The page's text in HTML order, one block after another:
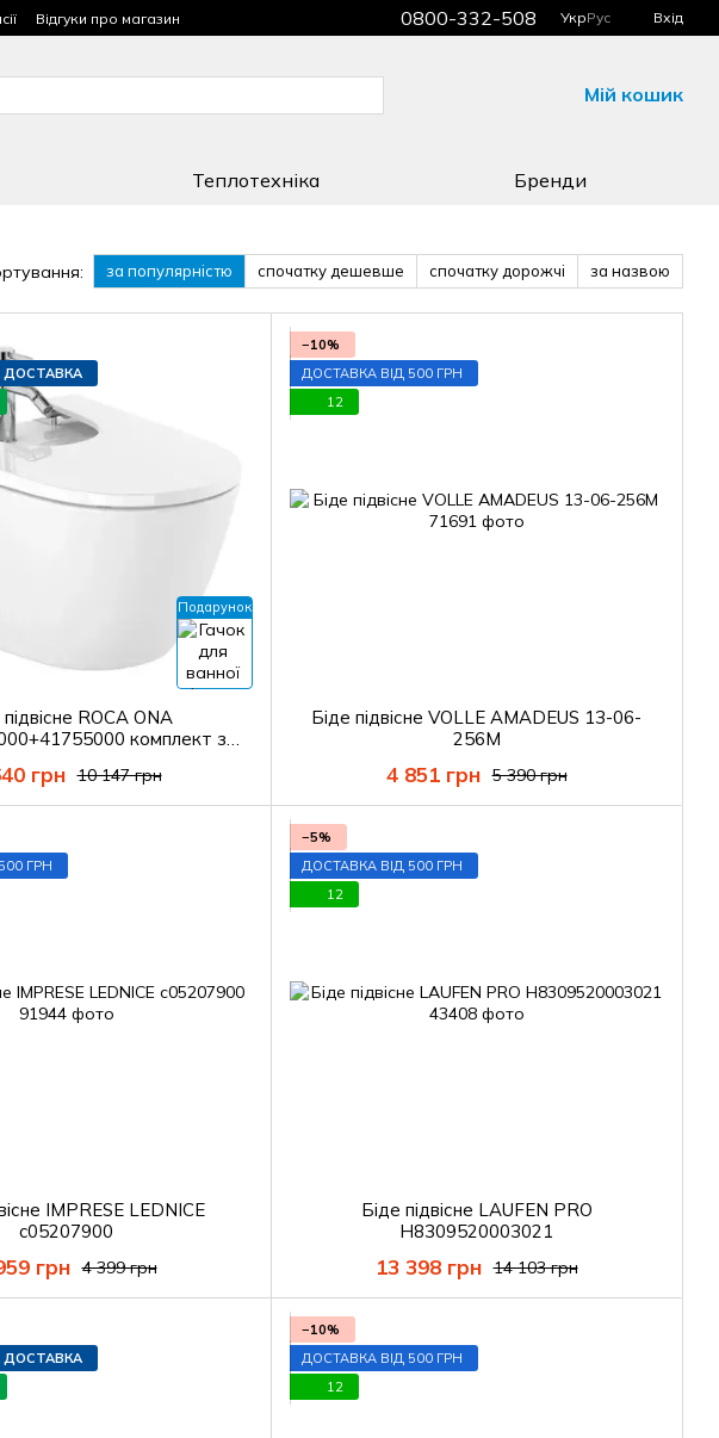
Відгуки про магазин
0800-332-508 УкрРус Вхід
Мій кошик
Теплотехніка Бренди
за популярністю спочатку дешевше спочатку дорожчі за назвою
Подарунок
ROCA ONA
комплект з
10 147 грн
грн
−10%
ДОСТАВКА ВІД 500 ГРН
12
Біде підвісне VOLLE AMADEUS 13-06-
256M
5 390 грн
4 851 грн
ГРН
IMPRESE LEDNICE
c05207900
4 399 грн
грн
−5%
ДОСТАВКА ВІД 500 ГРН
12
Біде підвісне LAUFEN PRO
H8309520003021
14 103 грн
13 398 грн
−10%
ДОСТАВКА ВІД 500 ГРН
12